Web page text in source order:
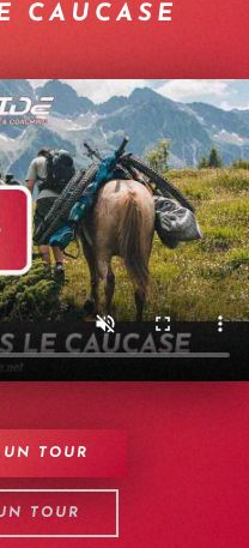
CAUCASE
TOUR
TOUR